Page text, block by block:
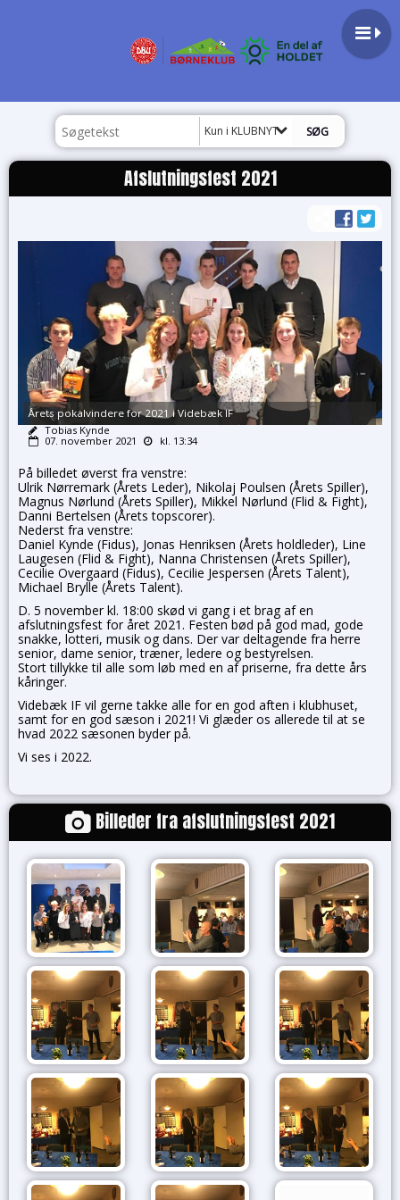
Kun i KLUBNYT
Afslutningsfest 2021
Årets pokalvindere for 2021 i Videbæk IF
Tobias Kynde
07. november 2021
kl. 13:34
På billedet øverst fra venstre:
Ulrik Nørremark (Årets Leder), Nikolaj Poulsen (Årets Spiller),
Magnus Nørlund (Årets Spiller), Mikkel Nørlund (Flid & Fight),
Danni Bertelsen (Årets topscorer).
Nederst fra venstre:
Daniel Kynde (Fidus), Jonas Henriksen (Årets holdleder), Line
Laugesen (Flid & Fight), Nanna Christensen (Årets Spiller),
Cecilie Overgaard (Fidus), Cecilie Jespersen (Årets Talent),
Michael Brylle (Årets Talent).
D. 5 november kl. 18:00 skød vi gang i et brag af en
afslutningsfest for året 2021. Festen bød på god mad, gode
snakke, lotteri, musik og dans. Der var deltagende fra herre
senior, dame senior, træner, ledere og bestyrelsen.
Stort tillykke til alle som løb med en af priserne, fra dette års
kåringer.
Videbæk IF vil gerne takke alle for en god aften i klubhuset,
samt for en god sæson i 2021! Vi glæder os allerede til at se
hvad 2022 sæsonen byder på.
Vi ses i 2022.
Billeder fra afslutningsfest 2021